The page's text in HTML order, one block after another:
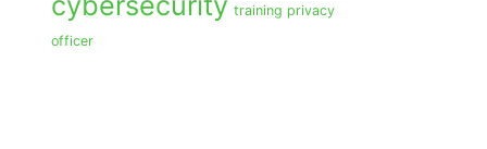
training privacy
officer